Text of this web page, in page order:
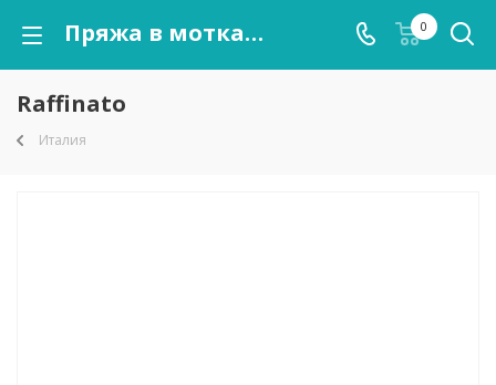
Пряжа в мотках Raffinato оптом от kutnor.ru 0
Raffinato
Италия